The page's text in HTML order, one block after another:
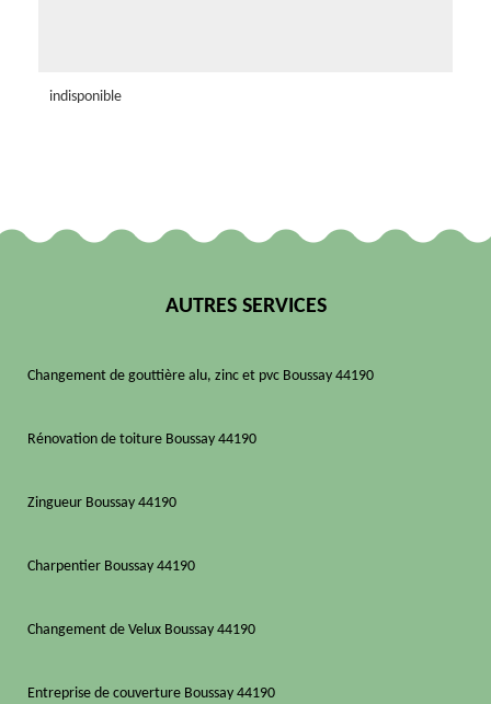
indisponible
AUTRES SERVICES
Changement de gouttière alu, zinc et pvc Boussay 44190
Rénovation de toiture Boussay 44190
Zingueur Boussay 44190
Charpentier Boussay 44190
Changement de Velux Boussay 44190
Entreprise de couverture Boussay 44190